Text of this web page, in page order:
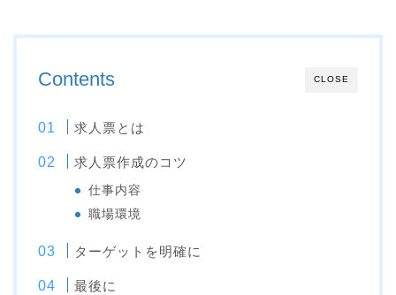
CLOSE
Contents
求人票とは
求人票作成のコツ
仕事内容
職場環境
ターゲットを明確に
最後に